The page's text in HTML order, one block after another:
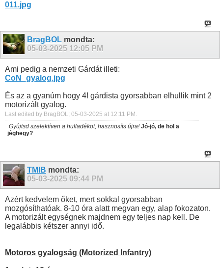
011.jpg
BragBOL mondta:
05-03-2025 12:05 PM
Ami pedig a nemzeti Gárdát illeti:
CoN_gyalog.jpg
És az a gyanúm hogy 4! gárdista gyorsabban elhullik mint 2
motorizált gyalog.
Last edited by BragBOL; 05-03-2025 at 12:11 PM .
Gyûjtsd szelektíven a hulladékot, hasznosíts újra! Jó-jó, de hol a
jéghegy?
TMIB mondta:
05-03-2025 09:44 PM
Azért kedvelem őket, mert sokkal gyorsabban
mozgósíthatóak. 8-10 óra alatt megvan egy, alap fokozaton.
A motorizált egységnek majdnem egy teljes nap kell. De
legalábbis kétszer annyi idő.
Motoros gyalogság (Motorized Infantry)